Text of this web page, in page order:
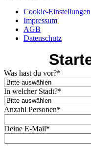
Cookie-Einstellungen
Impressum
AGB
Datenschutz
Was hast du vor?*
In welcher Stadt?*
Anzahl Personen*
Deine E-Mail*